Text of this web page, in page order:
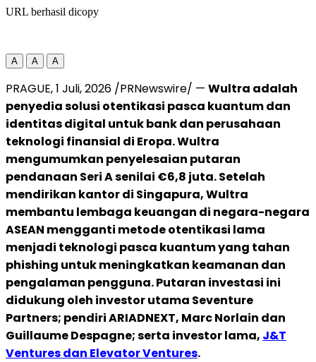
URL berhasil dicopy
A A A
PRAGUE,1 Juli, 2026 /PRNewswire/ — Wultra adalah
penyedia solusi otentikasi pasca kuantum dan
identitas digital untuk bank dan perusahaan
teknologi finansial di Eropa. Wultra
mengumumkan penyelesaian putaran
pendanaan Seri A senilai €6,8 juta.Setelah
mendirikan kantor di Singapura, Wultra
membantu lembaga keuangan di negara-negara
ASEAN mengganti metode otentikasi lama
menjadi teknologi pasca kuantum yang tahan
phishing untuk meningkatkan keamanan dan
pengalaman pengguna. Putaran investasi ini
didukung oleh investor utama Seventure
Partners; pendiri ARIADNEXT, Marc Norlain dan
Guillaume Despagne; serta investor lama, J&T
Ventures dan Elevator Ventures.